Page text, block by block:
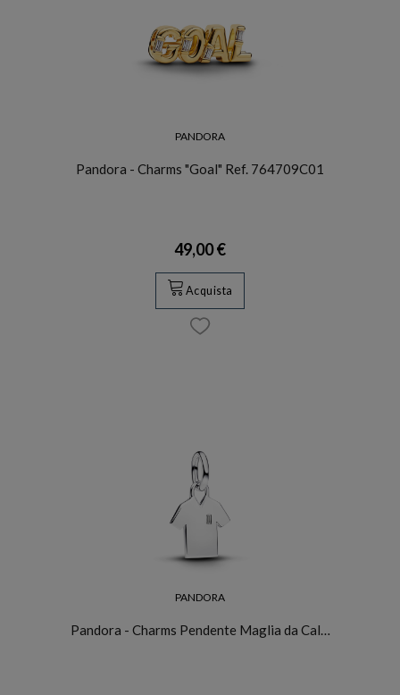
PANDORA
Pandora - Charms "Goal" Ref. 764709C01
49,00 €
Acquista
PANDORA
Pandora - Charms Pendente Maglia da Cal…